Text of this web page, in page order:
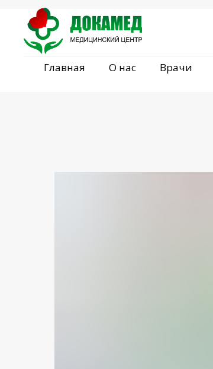
Главная О нас Врачи